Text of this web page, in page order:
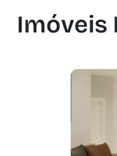
Imóveis